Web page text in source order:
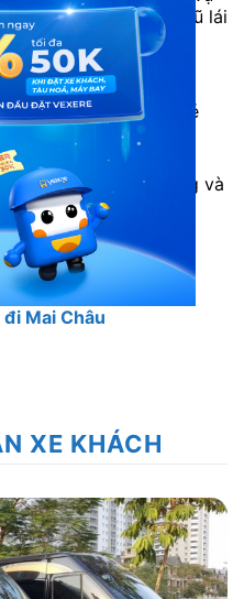
xe có một đội ngũ lái
nhiều kinh nghiệm.
vào các dịp cao
nên liên hệ đặt vé
xe cùng tuyến đường và
tại VeXeRe.com
Ninh Bình
Mai Châu
XE KHÁCH